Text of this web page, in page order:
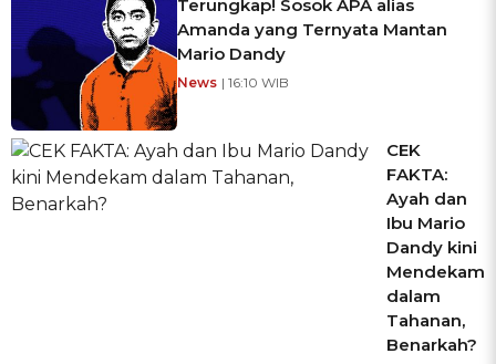
Terungkap! Sosok APA alias
Amanda yang Ternyata Mantan
Mario Dandy
News | 16:10 WIB
CEK
FAKTA:
Ayah dan
Ibu Mario
Dandy kini
Mendekam
dalam
Tahanan,
Benarkah?